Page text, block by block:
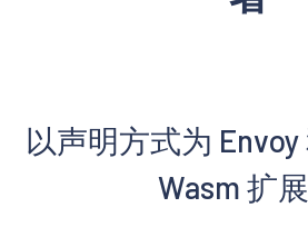
以声明方式为
Wasm 扩展